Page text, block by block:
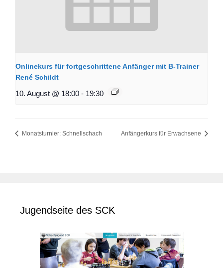
Onlinekurs für fortgeschrittene Anfänger mit B-Trainer
René Schildt
10. August @ 18:00 - 19:30
Monatsturnier: Schnellschach Anfängerkurs für Erwachsene
Jugendseite des SCK